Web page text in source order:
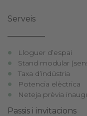
Serveis
Lloguer d’espai
Stand modular
Taxa d’indústria
Potencia elèctrica
Neteja prèvia
Passis i invitacions